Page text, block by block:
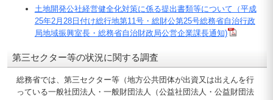
土地開発公社経営健全化対策に係る提出書類等について（平成
25年2月28日付け総行地第11号・総財公第25号総務省自治行政
局地域振興室長・総務省自治財政局公営企業課長通知)
第三セクター等の状況に関する調査
総務省では、第三セクター等（地方公共団体が出資又は出えんを行
っている一般社団法人・一般財団法人（公益社団法人・公益財団法